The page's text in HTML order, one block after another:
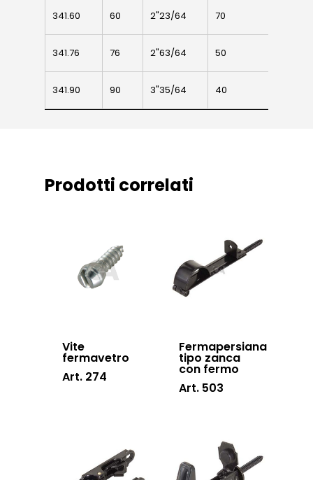
341.60 60 2"23/64 70
341.76 76 2"63/64 50
341.90 90 3"35/64 40
341.60
341.76
341.90
Prodotti correlati
Vite
fermavetro
Art. 274
Fermapersiana
tipo zanca
con fermo
Art. 503
sospesi
Swing gates
accessories
Sistemi di
Hardware